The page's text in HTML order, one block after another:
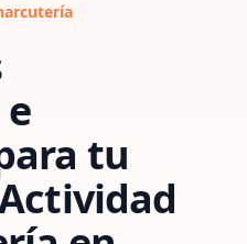
tu